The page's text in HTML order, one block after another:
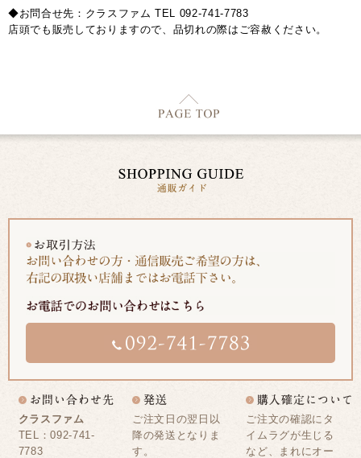
◆お問合せ先：クラスファム TEL 092-741-7783
店頭でも販売しておりますので、品切れの際はご容赦ください。
クラスファム
TEL：092-741-
7783
ご注文日の翌日以
降の発送となりま
す。
ご注文の確認にタ
イムラグが生じる
など、まれにオー